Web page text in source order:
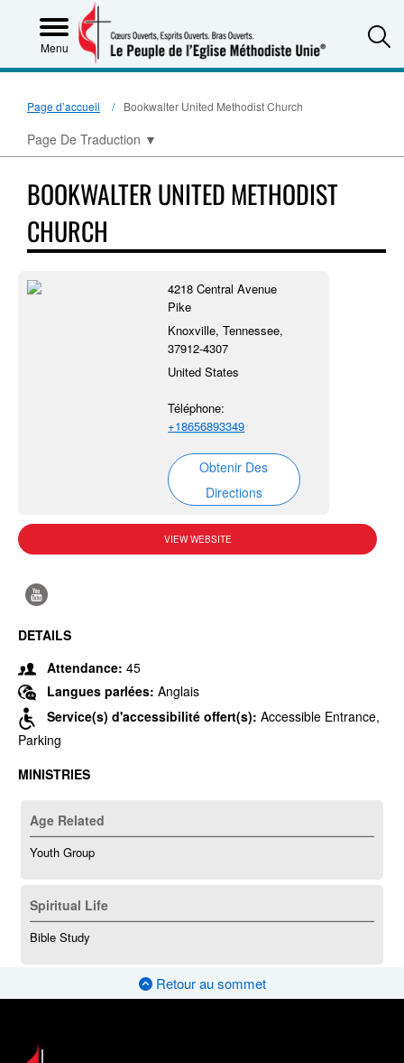
Menu
Page d’accueil Bookwalter United Methodist Church
Page De Traduction ▼
BOOKWALTER UNITED METHODIST
CHURCH
4218 Central Avenue
Pike
Knoxville, Tennessee,
37912-4307
United States
Téléphone:
+18656893349
Obtenir Des
Directions
VIEW WEBSITE
DETAILS
Attendance: 45
Langues parlées: Anglais
Service(s) d'accessibilité offert(s): Accessible Entrance,
Parking
MINISTRIES
Age Related
Youth Group
Spiritual Life
Bible Study
Retour au sommet